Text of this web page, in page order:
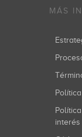
MÁS
Política de gestión de conflictos de
interés